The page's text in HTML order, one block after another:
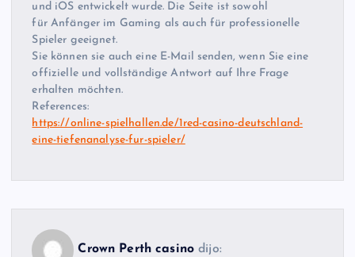
und iOS entwickelt wurde. Die Seite ist sowohl
für Anfänger im Gaming als auch für professionelle
Spieler geeignet.
Sie können sie auch eine E-Mail senden, wenn Sie eine
offizielle und vollständige Antwort auf Ihre Frage
erhalten möchten.
References:
https://online-spielhallen.de/1red-casino-deutschland-
eine-tiefenanalyse-fur-spieler/
Crown Perth casino dijo: